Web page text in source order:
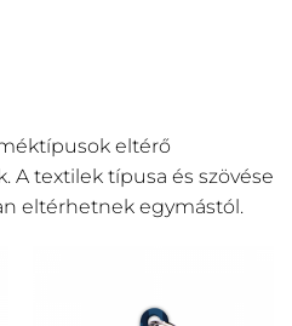
eltérő
A textilek típusa és szövése
eltérhetnek egymástól.